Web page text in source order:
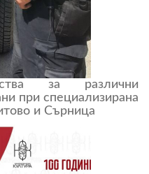
за различни
при специализирана
и Сърница